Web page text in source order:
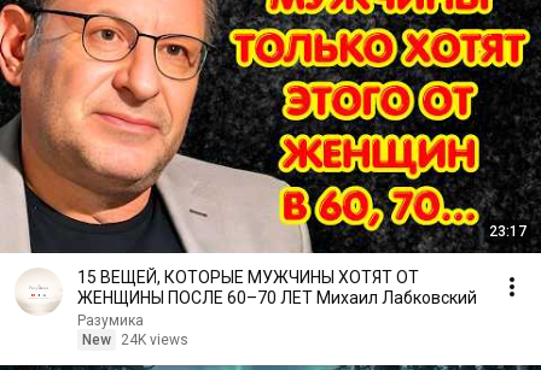
23:17
15 ВЕЩЕЙ, КОТОРЫЕ МУЖЧИНЫ ХОТЯТ ОТ
ЖЕНЩИНЫ ПОСЛЕ 60–70 ЛЕТ Михаил Лабковский
Разумика
New
24K views